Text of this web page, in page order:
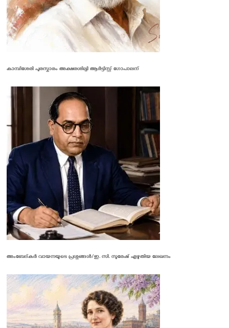
കാമ്പിശേരി പുരസ്കാരം അക്ഷരശില്പി ആർട്ടിസ്റ്റ് ഗോപാലന്
അംബേദ്കർ വായനയുടെ പ്രശ്നങ്ങൾ/ഇ. സി. സുരേഷ് എഴുതിയ ലേഖനം